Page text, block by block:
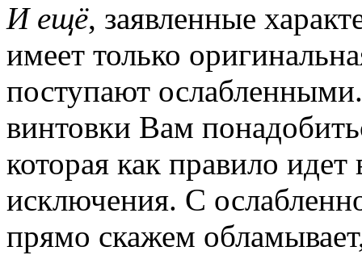
И ещё, заявленные
имеет только
поступают
винтовки Вам
которая как правило
исключения. С
прямо скажем